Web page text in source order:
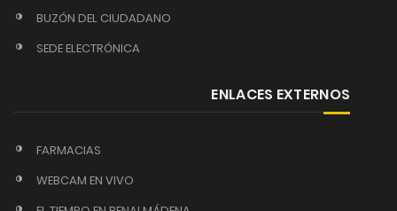
BUZÓN DEL CIUDADANO
SEDE ELECTRÓNICA
ENLACES EXTERNOS
FARMACIAS
WEBCAM EN VIVO